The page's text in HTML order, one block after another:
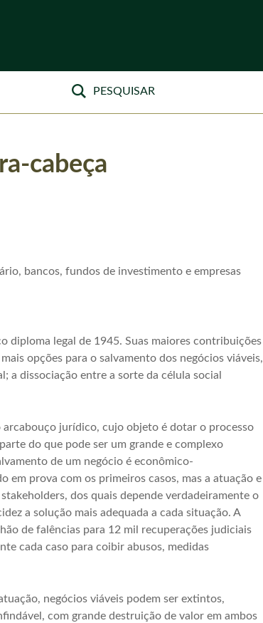
cabeça
bancos, fundos de investimento e empresas
diploma legal de 1945. Suas maiores contribuições
opções para o salvamento dos negócios viáveis,
a dissociação entre a sorte da célula social
jurídico, cujo objeto é dotar o processo
do que pode ser um grande e complexo
de um negócio é econômico-
em prova com os primeiros casos, mas a atuação e
dos quais depende verdadeiramente o
a solução mais adequada a cada situação. A
de falências para 12 mil recuperações judiciais
cada caso para coibir abusos, medidas
negócios viáveis podem ser extintos,
com grande destruição de valor em ambos